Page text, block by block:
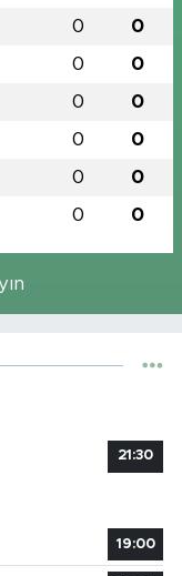
0 0
0 0
0 0
0 0
0 0
0 0
21:30
19:00